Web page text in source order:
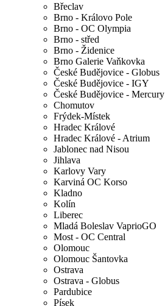
Břeclav
Brno - Královo Pole
Brno - OC Olympia
Brno - střed
Brno - Židenice
Brno Galerie Vaňkovka
České Budějovice - Globus
České Budějovice - IGY
České Budějovice - Mercury
Chomutov
Frýdek-Místek
Hradec Králové
Hradec Králové - Atrium
Jablonec nad Nisou
Jihlava
Karlovy Vary
Karviná OC Korso
Kladno
Kolín
Liberec
Mladá Boleslav VaprioGO
Most - OC Central
Olomouc
Olomouc Šantovka
Ostrava
Ostrava - Globus
Pardubice
Písek